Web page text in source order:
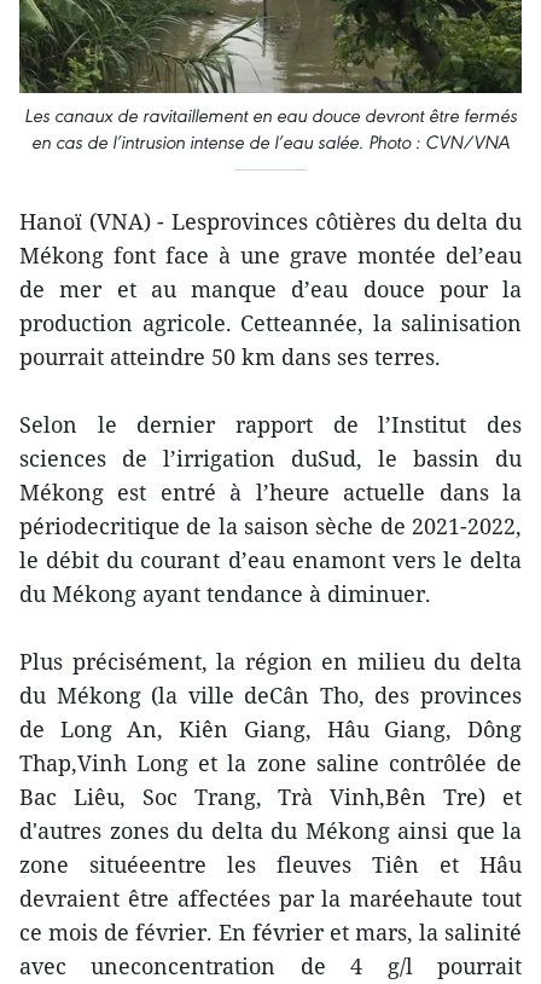
Les canaux de ravitaillement en eau douce devront être fermés
en cas de l’intrusion intense de l’eau salée. Photo : CVN/VNA
Hanoï (VNA) - Lesprovinces côtières du delta du
Mékong font face à une grave montée del’eau
de mer et au manque d’eau douce pour la
production agricole. Cetteannée, la salinisation
pourrait atteindre 50 km dans ses terres.
Selon le dernier rapport de l’Institut des
sciences de l’irrigation duSud, le bassin du
Mékong est entré à l’heure actuelle dans la
périodecritique de la saison sèche de 2021-2022,
le débit du courant d’eau enamont vers le delta
du Mékong ayant tendance à diminuer.
Plus précisément, la région en milieu du delta
du Mékong (la ville deCân Tho, des provinces
de Long An, Kiên Giang, Hâu Giang, Dông
Thap,Vinh Long et la zone saline contrôlée de
Bac Liêu, Soc Trang, Trà Vinh,Bên Tre) et
d'autres zones du delta du Mékong ainsi que la
zone situéeentre les fleuves Tiên et Hâu
devraient être affectées par la maréehaute tout
ce mois de février. En février et mars, la salinité
avec uneconcentration de 4 g/l pourrait